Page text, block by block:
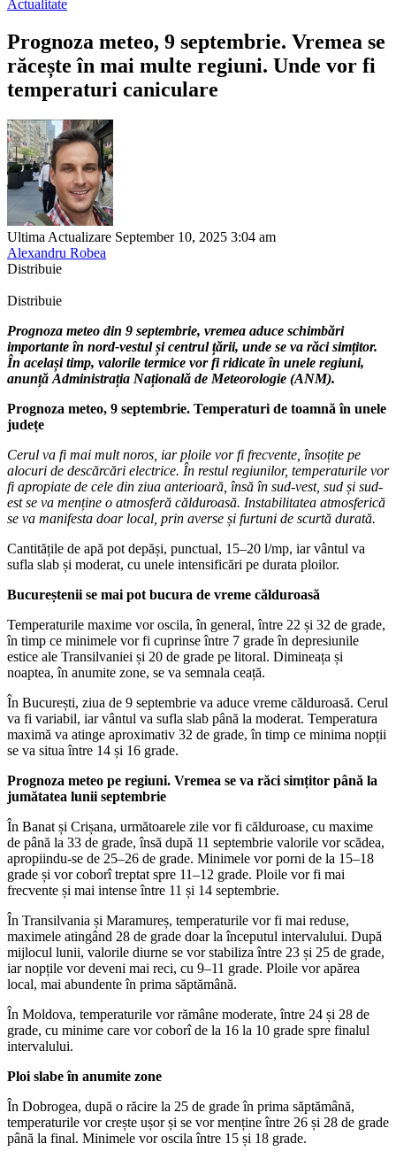
Actualitate
Prognoza meteo, 9 septembrie. Vremea se
răcește în mai multe regiuni. Unde vor fi
temperaturi caniculare
Ultima Actualizare September 10, 2025 3:04 am
Alexandru Robea
Distribuie
Distribuie
Prognoza meteo din 9 septembrie, vremea aduce schimbări
importante în nord-vestul și centrul țării, unde se va răci simțitor.
În același timp, valorile termice vor fi ridicate în unele regiuni,
anunță Administrația Națională de Meteorologie (ANM).
Prognoza meteo, 9 septembrie. Temperaturi de toamnă în unele
județe
Cerul va fi mai mult noros, iar ploile vor fi frecvente, însoțite pe
alocuri de descărcări electrice. În restul regiunilor, temperaturile vor
fi apropiate de cele din ziua anterioară, însă în sud-vest, sud și sud-
est se va menține o atmosferă călduroasă. Instabilitatea atmosferică
se va manifesta doar local, prin averse și furtuni de scurtă durată.
Cantitățile de apă pot depăși, punctual, 15–20 l/mp, iar vântul va
sufla slab și moderat, cu unele intensificări pe durata ploilor.
Bucureștenii se mai pot bucura de vreme călduroasă
Temperaturile maxime vor oscila, în general, între 22 și 32 de grade,
în timp ce minimele vor fi cuprinse între 7 grade în depresiunile
estice ale Transilvaniei și 20 de grade pe litoral. Dimineața și
noaptea, în anumite zone, se va semnala ceață.
În București, ziua de 9 septembrie va aduce vreme călduroasă. Cerul
va fi variabil, iar vântul va sufla slab până la moderat. Temperatura
maximă va atinge aproximativ 32 de grade, în timp ce minima nopții
se va situa între 14 și 16 grade.
Prognoza meteo pe regiuni. Vremea se va răci simțitor până la
jumătatea lunii septembrie
În Banat și Crișana, următoarele zile vor fi călduroase, cu maxime
de până la 33 de grade, însă după 11 septembrie valorile vor scădea,
apropiindu-se de 25–26 de grade. Minimele vor porni de la 15–18
grade și vor coborî treptat spre 11–12 grade. Ploile vor fi mai
frecvente și mai intense între 11 și 14 septembrie.
În Transilvania și Maramureș, temperaturile vor fi mai reduse,
maximele atingând 28 de grade doar la începutul intervalului. După
mijlocul lunii, valorile diurne se vor stabiliza între 23 și 25 de grade,
iar nopțile vor deveni mai reci, cu 9–11 grade. Ploile vor apărea
local, mai abundente în prima săptămână.
În Moldova, temperaturile vor rămâne moderate, între 24 și 28 de
grade, cu minime care vor coborî de la 16 la 10 grade spre finalul
intervalului.
Ploi slabe în anumite zone
În Dobrogea, după o răcire la 25 de grade în prima săptămână,
temperaturile vor crește ușor și se vor menține între 26 și 28 de grade
până la final. Minimele vor oscila între 15 și 18 grade.